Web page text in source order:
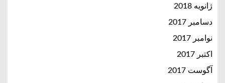
ژانویه 2018
دسامبر 2017
نوامبر 2017
اکتبر 2017
آگوست 2017